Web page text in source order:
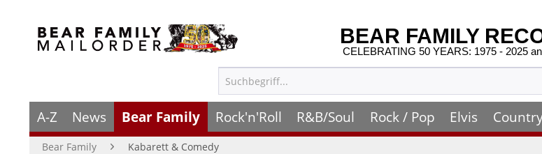
BEAR FAMILY
CELEBRATING 50 YEARS: 1975 - 2025
A-Z News Bear Family Rock'n'Roll R&B/Soul Rock / Pop Elvis
Bear Family Kabarett & Comedy